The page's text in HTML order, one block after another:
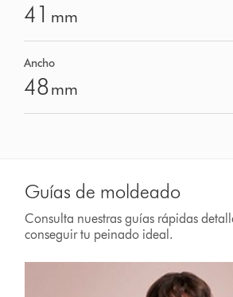
41 mm
Ancho
48mm
Guías de moldeado
Consulta nuestras guías rápidas
conseguir tu peinado ideal.